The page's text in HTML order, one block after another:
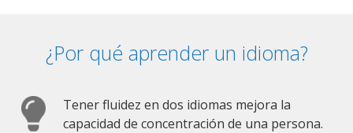
¿Por qué aprender un idioma?
Tener fluidez en dos idiomas mejora la
capacidad de concentración de una persona.